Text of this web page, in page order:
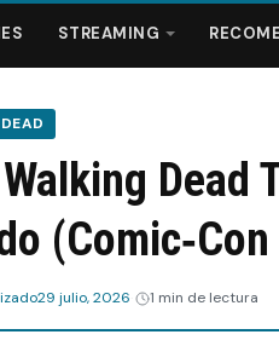
STREAMING
Dead
29 julio, 2026 1 min de lectura